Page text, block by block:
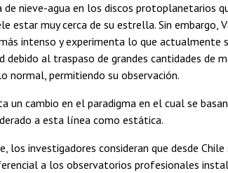
nieve-agua en los discos protoplanetarios
estar muy cerca de su estrella. Sin embargo,
intenso y experimenta lo que actualmente
al traspaso de grandes cantidades de
normal, permitiendo su observación.
cambio en el paradigma en el cual se
a esta línea como estática.
investigadores consideran que desde
a los observatorios profesionales